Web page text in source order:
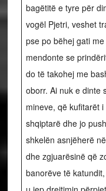
bagëtitë e tyre për
vogël Pjetri, veshet
pse po bëhej gati
mendonte se
do të takohej me
oborr. Ai nuk e dinte
mineve, që kufitarët
shqiptarë dhe jo
shkelën asnjëherë
dhe zgjuarësinë që
banorëve të